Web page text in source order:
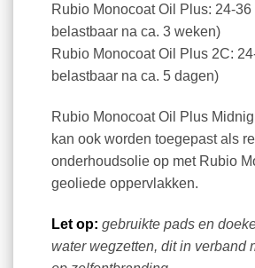
Rubio Monocoat Oil Plus: 24-36
belastbaar na ca. 3 weken)
Rubio Monocoat Oil Plus 2C:
belastbaar na ca. 5 dagen)
Rubio Monocoat Oil Plus
kan ook worden toegepast als
onderhoudsolie op met Rubio
geoliede oppervlakken.
Let op: gebruikte pads en
water wegzetten, dit in verband